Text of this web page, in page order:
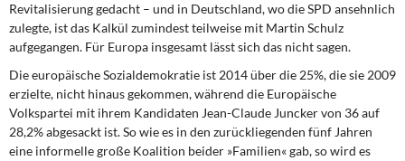
Revitalisierung gedacht – und in Deutschland, wo die SPD ansehnlich
zulegte, ist das Kalkül zumindest teilweise mit Martin Schulz
aufgegangen. Für Europa insgesamt lässt sich das nicht sagen.
Die europäische Sozialdemokratie ist 2014 über die 25%, die sie 2009
erzielte, nicht hinaus gekommen, während die Europäische
Volkspartei mit ihrem Kandidaten Jean-Claude Juncker von 36 auf
28,2% abgesackt ist. So wie es in den zurückliegenden fünf Jahren
eine informelle große Koalition beider »Familien« gab, so wird es